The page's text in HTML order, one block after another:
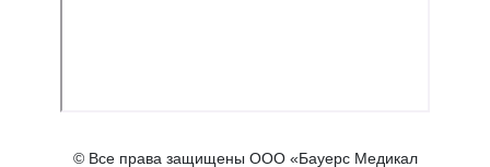
© Все права защищены ООО «Бауерс Медикал